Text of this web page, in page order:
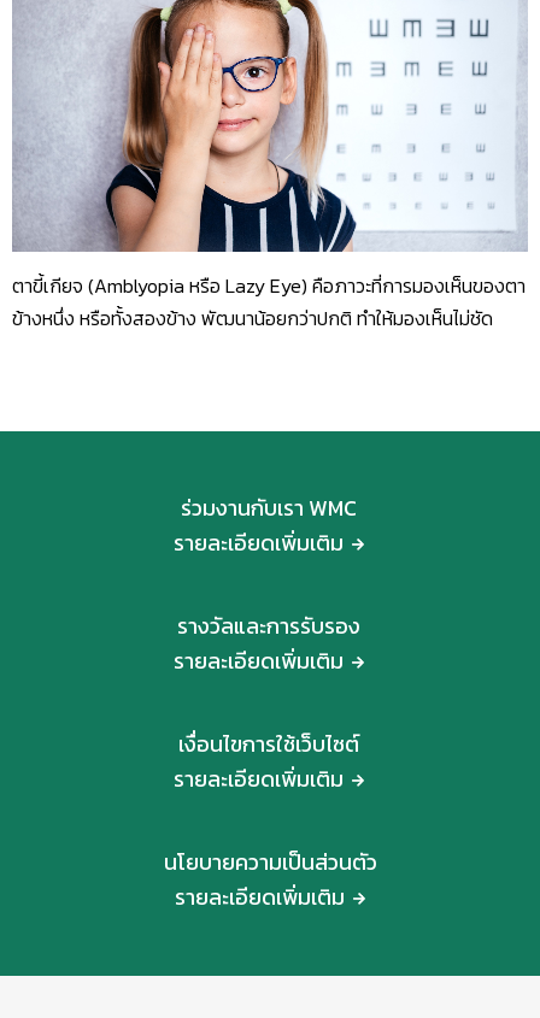
ตาขี้เกียจ (Amblyopia หรือ Lazy Eye) คือภาวะที่การมองเห็นของตา
ข้างหนึ่ง หรือทั้งสองข้าง พัฒนาน้อยกว่าปกติ ทำให้มองเห็นไม่ชัด
ร่วมงานกับเรา WMC
รายละเอียดเพิ่มเติม
รางวัลและการรับรอง
รายละเอียดเพิ่มเติม
เงื่อนไขการใช้เว็บไซต์
รายละเอียดเพิ่มเติม
นโยบายความเป็นส่วนตัว
รายละเอียดเพิ่มเติม